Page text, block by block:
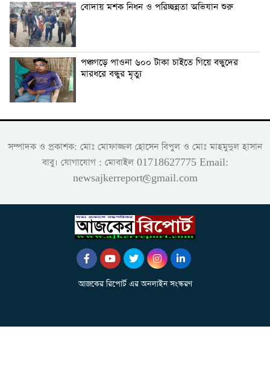
বোদায় মশক নিধন ও পরিচ্ছন্নতা অভিযান শুরু
পঞ্চগড়ে পাওনা ৬০০ টাকা চাইতে গিয়ে বন্ধুদের
মারধরে বন্ধুর মৃত্যু
সম্পাদক ও প্রকাশক: মোঃ মোফাজ্জল হোসেন বিপুল ও মোঃ মাহমুদুল হাসান
বাবু। যোগাযোগ : মোবাইল 01718627775 Email:
newsajkerreport@gmail.com
আজকের রিপোর্ট এর অনলাইন সংস্করণ